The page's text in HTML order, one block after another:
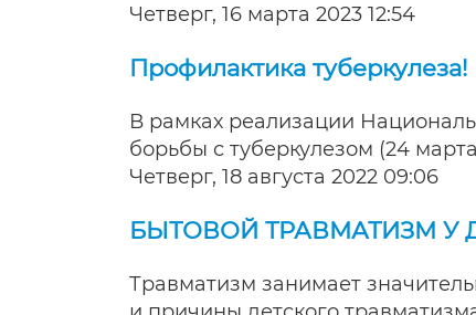
Четверг, 16 марта 2023 12:54
Профилактика туберкулеза!
В рамках реализации
борьбы с туберкулезом (24
Четверг, 18 августа 2022 09:06
БЫТОВОЙ ТРАВМАТИЗМ У
Травматизм занимает